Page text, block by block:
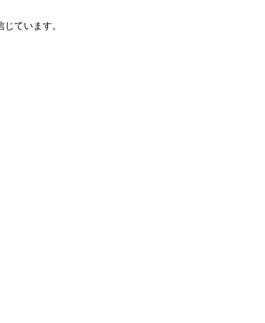
ています。